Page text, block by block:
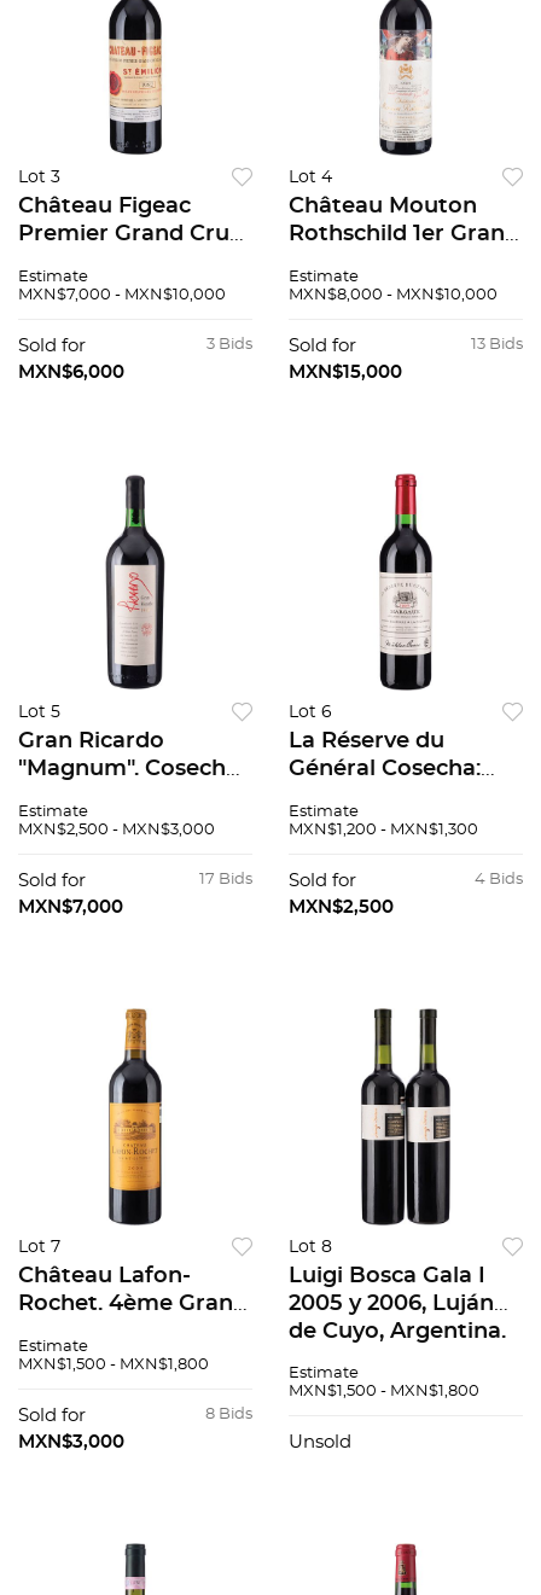
Lot 3
Château Figeac
Premier Grand Cru
1982 Saint-Émilion,
cuello 95 / 100
Estimate
MXN$7,000 - MXN$10,000
3 Bids
Sold for
MXN$6,000
Lot 4
Château Mouton
Rothschild 1er Grand
1985 Pauillac,
cuello 95 / 100
Etiqueta por Paul
Estimate
MXN$8,000 - MXN$10,000
13 Bids
Sold for
MXN$15,000
Lot 5
Gran Ricardo
"Magnum". Cosecha:
Guadalupe, México.
/ 100. 1500 ml.
Estimate
MXN$2,500 - MXN$3,000
17 Bids
Sold for
MXN$7,000
Lot 6
La Réserve du
Général Cosecha:
Francia Nivel: En el
una de las mejores
añadas de Margaux
Estimate
MXN$1,200 - MXN$1,300
4 Bids
Sold for
MXN$2,500
Lot 7
Château Lafon-
Rochet. 4ème Grand
2004. Saint-Estèphe,
cuello. 90 / 100
Estimate
MXN$1,500 - MXN$1,800
8 Bids
Sold for
MXN$3,000
Lot 8
Luigi Bosca Gala I
2005 y 2006, Luján
de Cuyo, Argentina.
Piezas: 2.
Estimate
MXN$1,500 - MXN$1,800
Unsold